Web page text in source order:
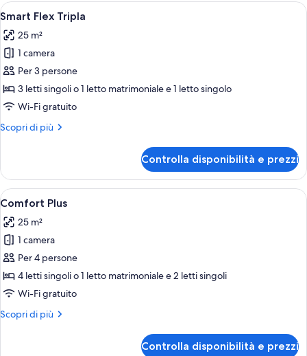
Apri
tutte
le
foto
per
Smart
Flex
Minibar, una scrivania, tende
4
Smart Flex Tripla
25 m²
1 camera
Per 3 persone
3 letti singoli o 1 letto matrimoniale e 1 letto singolo
Wi-Fi gratuito
Scopri di più
Altri
Flex
Tripla
Controlla disponibilità e prezzi
Apri
tutte
le
foto
per
Comfort
Plus
Camera d'albergo con due letti, una
4
Comfort Plus
25 m²
1 camera
Per 4 persone
4 letti singoli o 1 letto matrimoniale e 2 letti singoli
Wi-Fi gratuito
Scopri di più
Altri
Controlla disponibilità e prezzi